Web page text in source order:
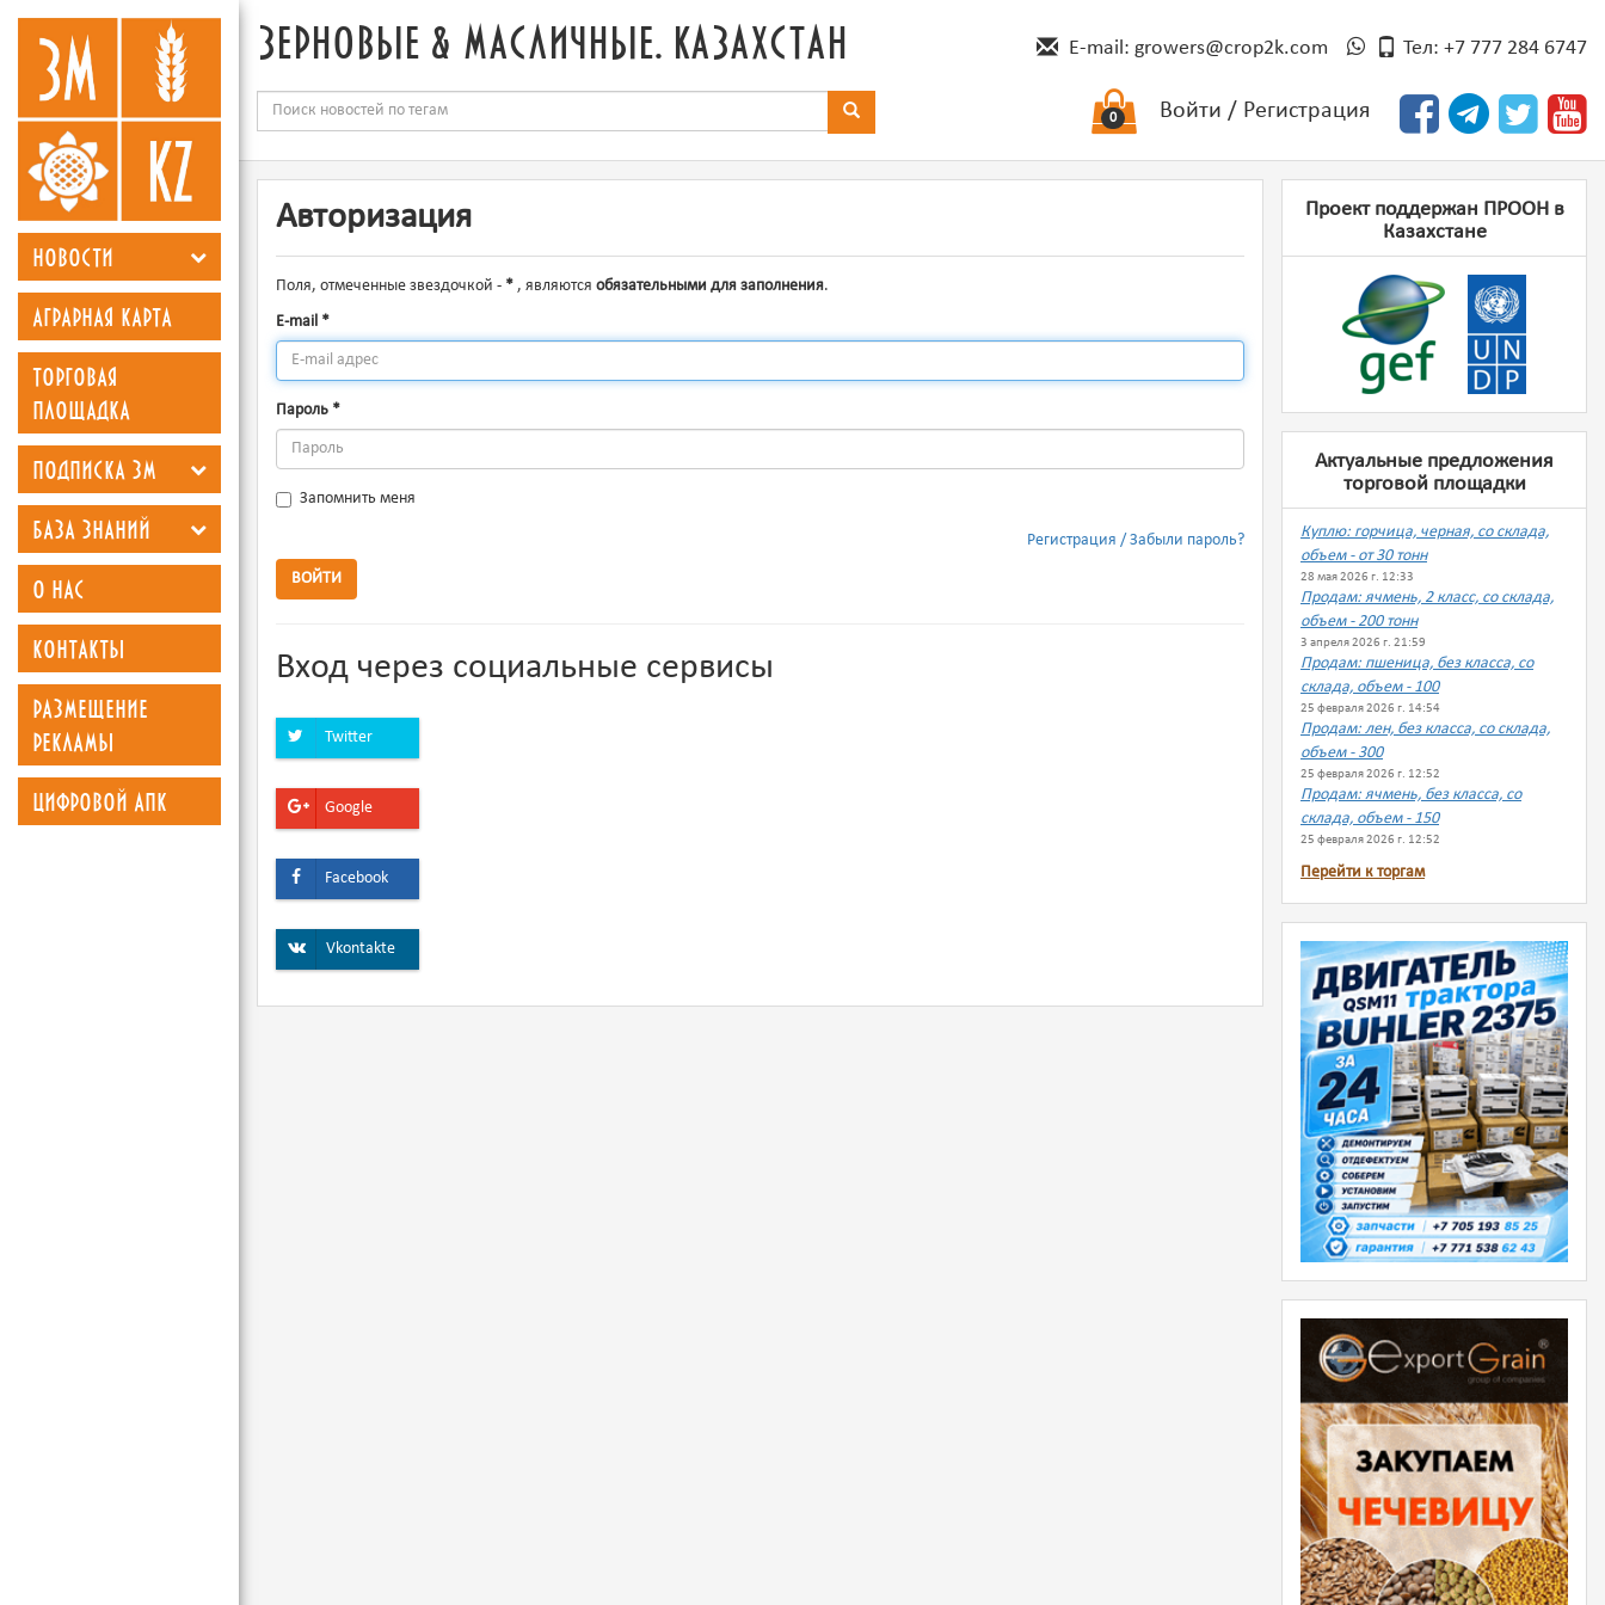
новости
аграрная карта
торговая
площадка
подписка зм
база знаний
о нас
контакты
размещение
рекламы
цифровой апк
зерновые & масличные. казахстан E-mail: growers@crop2k.com Тел: +7 777 284 6747
Войти / Регистрация
0
Авторизация
Поля, отмеченные звездочкой - * , являются обязательными для заполнения.
E-mail *
Пароль *
Запомнить меня
Забыли пароль?
Регистрация
ВОЙТИ
Вход через социальные сервисы
Twitter
Google
Facebook
Vkontakte
Проект поддержан ПРООН в
Казахстане
Актуальные предложения
торговой площадки
Куплю: горчица, черная, со склада,
объем - от 30 тонн
28 мая 2026 г. 12:33
Продам: ячмень, 2 класс, со склада,
объем - 200 тонн
3 апреля 2026 г. 21:59
Продам: пшеница, без класса, со
склада, объем - 100
25 февраля 2026 г. 14:54
Продам: лен, без класса, со склада,
объем - 300
25 февраля 2026 г. 12:52
Продам: ячмень, без класса, со
склада, объем - 150
25 февраля 2026 г. 12:52
Перейти к торгам